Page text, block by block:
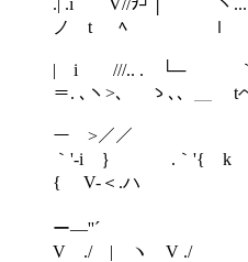
ノ t ﾍ ｌ
V
| i ///.. . └─ ｀''---
＝. ､ヽ>、 ゝ､、＿
ー >／／
｀'-i ｝ .｀'{ k
{ V-＜.ハ
ー
V ./ | ヽ V ./